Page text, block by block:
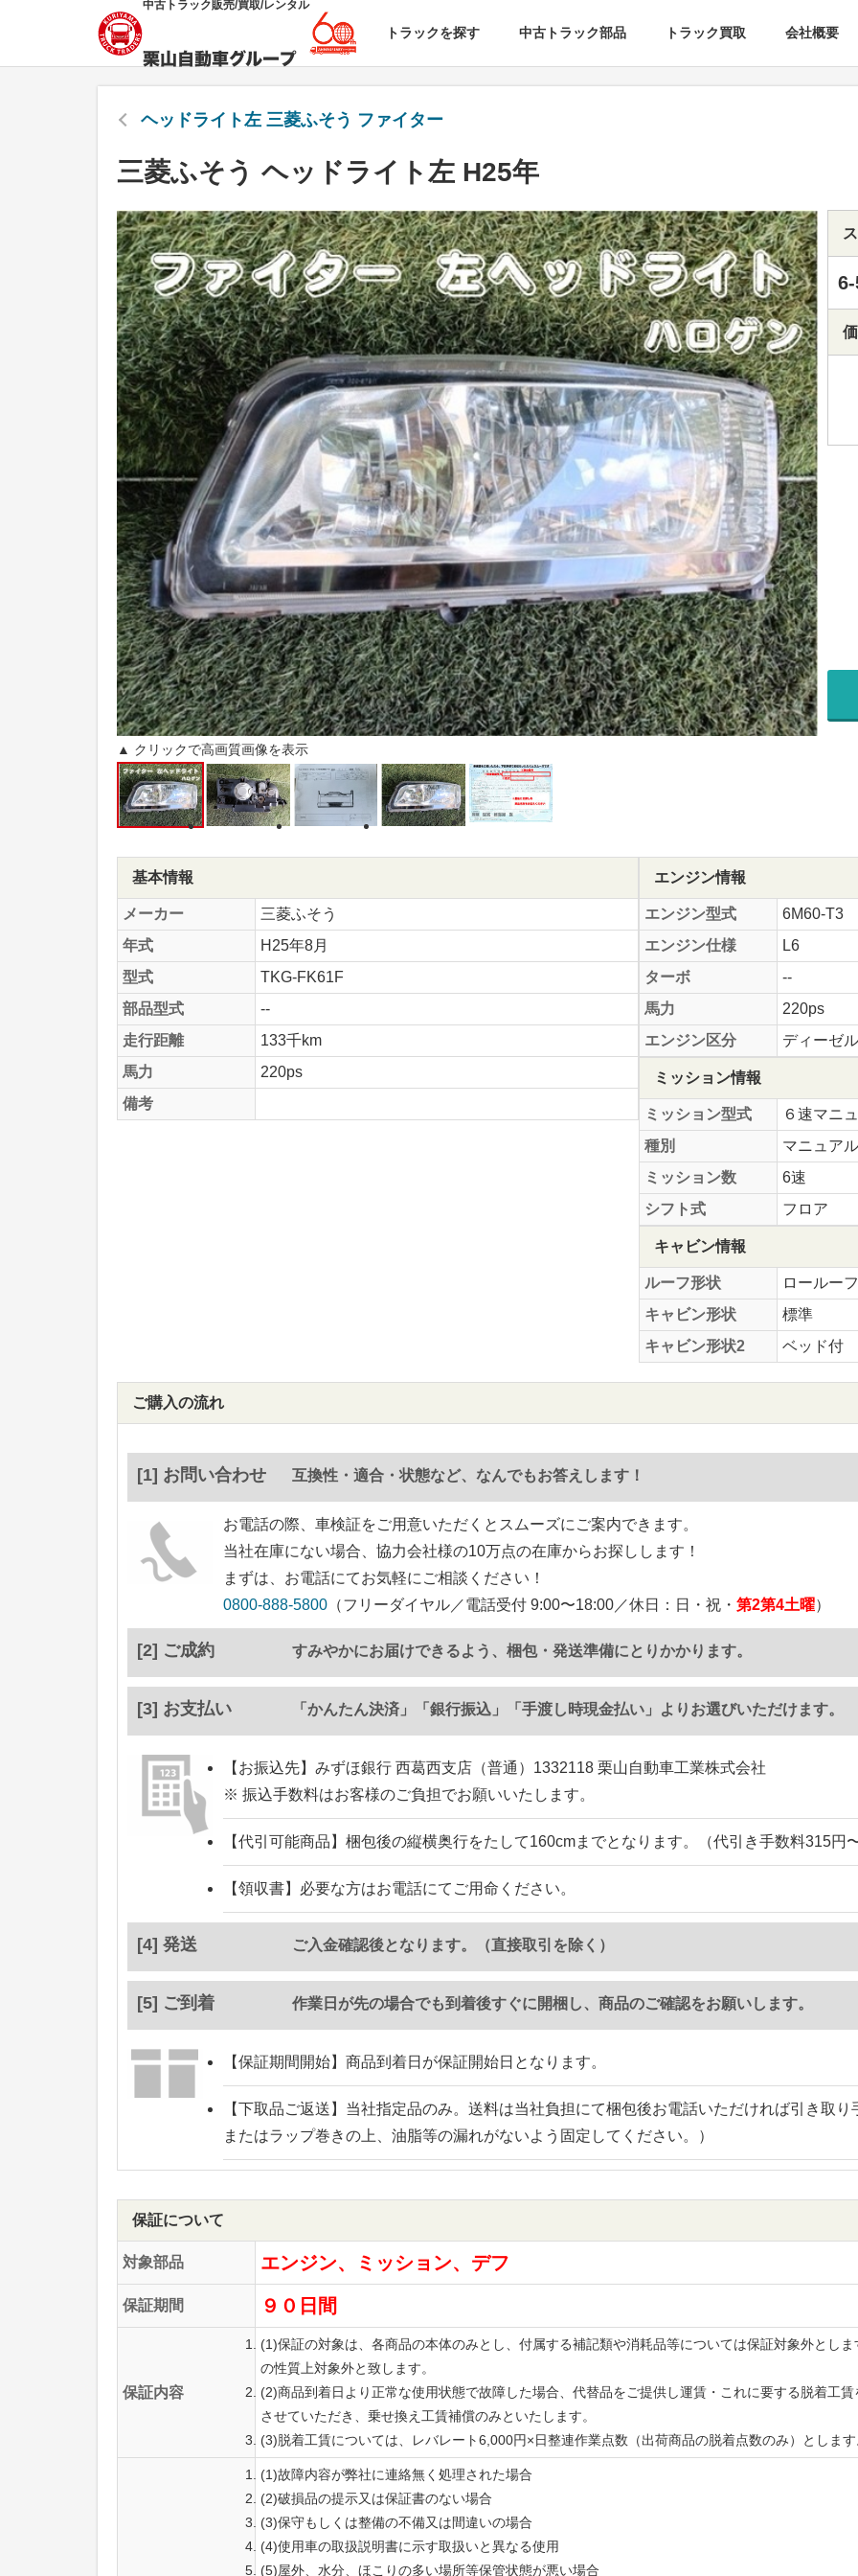
中古トラック販売/買取/レンタル
トラックを探す 中古トラック部品 トラック買取 会社概要
ヘッドライト左 三菱ふそう ファイター
三菱ふそう ヘッドライト左 H25年
▲ クリックで高画質画像を表示
基本情報
メーカー
三菱ふそう
年式
H25年8月
型式
TKG-FK61F
部品型式
--
走行距離
133千km
馬力
220ps
備考
エンジン情報
エンジン型式
6M60-T3
エンジン仕様
L6
ターボ
--
馬力
220ps
エンジン区分
ディーゼル
ミッション情報
ミッション型式
６速マニ
種別
マニュアル
ミッション数
6速
シフト式
フロア
キャビン情報
ルーフ形状
ロールーフ
キャビン形状
標準
キャビン形状2
ベッド付
ご購入の流れ
[1] お問い合わせ 互換性・適合・状態など、なんでもお答えします！
お電話の際、車検証をご用意いただくとスムーズにご案内できます。
当社在庫にない場合、協力会社様の10万点の在庫からお探しします！
まずは、お電話にてお気軽にご相談ください！
0800-888-5800 （フリーダイヤル／電話受付 9:00〜18:00／休日：日・祝・ 第2第4土曜）
[2] ご成約 すみやかにお届けできるよう、梱包・発送準備にとりかかります。
[3] お支払い 「かんたん決済」「銀行振込」「手渡し時現金払い」よりお選びいただけます。
【お振込先】 みずほ銀行 西葛西支店（普通）1332118 栗山自動車工業株式会社
※ 振込手数料はお客様のご負担でお願いいたします。
【代引可能商品】 梱包後の縦横奥行をたして160cmまでとなります。（代引き手数料315円〜
【領収書】 必要な方はお電話にてご用命ください。
[4] 発送 ご入金確認後となります。（直接取引を除く）
[5] ご到着 作業日が先の場合でも到着後すぐに開梱し、商品のご確認をお願いします。
【保証期間開始】 商品到着日が保証開始日となります。
【下取品ご返送】 当社指定品のみ。送料は当社負担にて梱包後お電話いただければ引き取
またはラップ巻きの上、油脂等の漏れがないよう固定してください。）
保証について
対象部品 エンジン、ミッション、デフ
保証期間 ９０日間
保証内容
(1)保証の対象は、各商品の本体のみとし、付属する補記類や消耗品等については保証対象外とし
の性質上対象外と致します。
(2)商品到着日より正常な使用状態で故障した場合、代替品をご提供し運賃・これに要する脱着工
させていただき、乗せ換え工賃補償のみといたします。
(3)脱着工賃については、レバレート6,000円×日整連作業点数（出荷商品の脱着点数のみ）としま
(1)故障内容が弊社に連絡無く処理された場合
(2)破損品の提示又は保証書のない場合
(3)保守もしくは整備の不備又は間違いの場合
(4)使用車の取扱説明書に示す取扱いと異なる使用
(5)屋外、水分、ほこりの多い場所等保管状態が悪い場合